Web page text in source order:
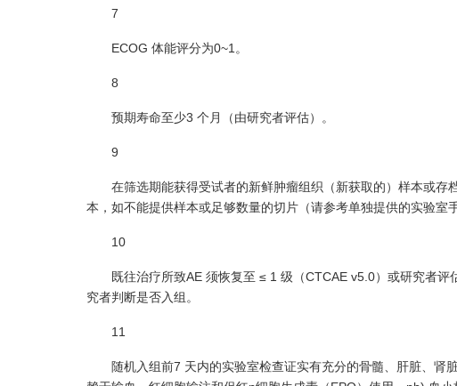
7
ECOG 体能评分为0~1。
8
预期寿命至少3 个月（由研究者评估）。
9
在筛选期能获得受试者的新鲜肿瘤组织（新获取的）样本或存
本，如不能提供样本或足够数量的切片（请参考单独提供的实验室
10
既往治疗所致AE 须恢复至 ≤ 1 级（CTCAE v5.0）或研究者评
究者判断是否入组。
11
随机入组前7 天内的实验室检查证实有充分的骨髓、肝脏、肾